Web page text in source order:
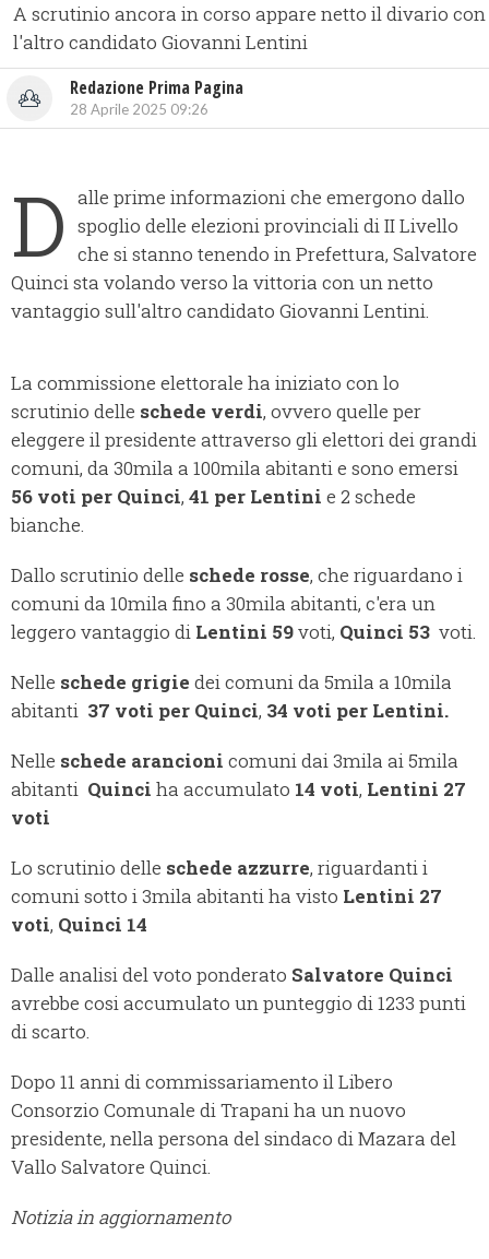
A scrutinio ancora in corso appare netto il divario con
l'altro candidato Giovanni Lentini
Redazione Prima Pagina
28 Aprile 2025 09:26
D alle prime informazioni che emergono dallo
spoglio delle elezioni provinciali di II Livello
che si stanno tenendo in Prefettura, Salvatore
Quinci sta volando verso la vittoria con un netto
vantaggio sull'altro candidato Giovanni Lentini.
La commissione elettorale ha iniziato con lo
scrutinio delle schede verdi, ovvero quelle per
eleggere il presidente attraverso gli elettori dei grandi
comuni, da 30mila a 100mila abitanti e sono emersi
56 voti per Quinci, 41 per Lentini e 2 schede
bianche.
Dallo scrutinio delle schede rosse, che riguardano i
comuni da 10mila fino a 30mila abitanti, c'era un
leggero vantaggio di Lentini 59voti, Quinci 53 voti.
Nelle schede grigie dei comuni da 5mila a 10mila
abitanti 37 voti per Quinci, 34 voti per Lentini.
Nelle schede arancioni comuni dai 3mila ai 5mila
abitanti Quinci ha accumulato 14 voti, Lentini 27
voti
Lo scrutinio delle schede azzurre, riguardanti i
comuni sotto i 3mila abitanti ha visto Lentini 27
voti, Quinci 14
Dalle analisi del voto ponderato Salvatore Quinci
avrebbe cosi accumulato un punteggio di 1233 punti
di scarto.
Dopo 11 anni di commissariamento il Libero
Consorzio Comunale di Trapani ha un nuovo
presidente, nella persona del sindaco di Mazara del
Vallo Salvatore Quinci.
Notizia in aggiornamento